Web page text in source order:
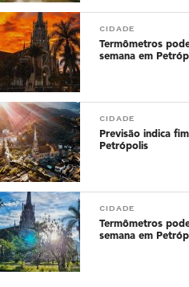
CIDADE
Termômetros
semana em
CIDADE
Previsão indica
Petrópolis
CIDADE
Termômetros
semana em